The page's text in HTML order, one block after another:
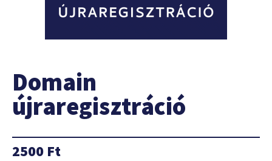
Domain
újraregisztráció
2500 Ft